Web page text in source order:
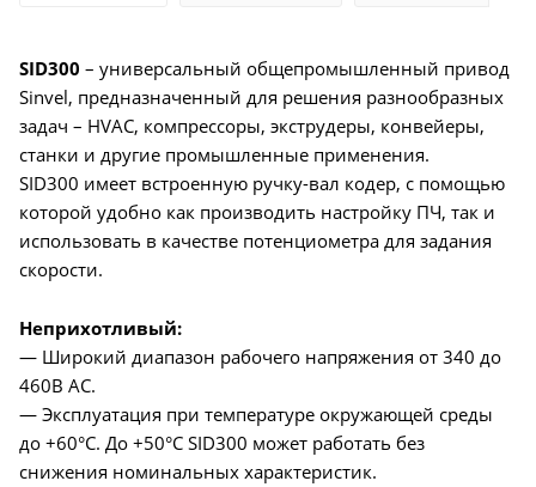
SID300 – универсальный общепромышленный привод
Sinvel, предназначенный для решения разнообразных
задач – HVAC, компрессоры, экструдеры, конвейеры,
станки и другие промышленные применения.
SID300 имеет встроенную ручку-вал кодер, с помощью
которой удобно как производить настройку ПЧ, так и
использовать в качестве потенциометра для задания
скорости.
Неприхотливый:
— Широкий диапазон рабочего напряжения от 340 до
460В AC.
— Эксплуатация при температуре окружающей среды
до +60°C. До +50°C SID300 может работать без
снижения номинальных характеристик.